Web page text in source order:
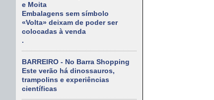
e Moita
Embalagens sem símbolo
«Volta» deixam de poder ser
colocadas à venda
.
BARREIRO - No Barra Shopping
Este verão há dinossauros,
trampolins e experiências
científicas